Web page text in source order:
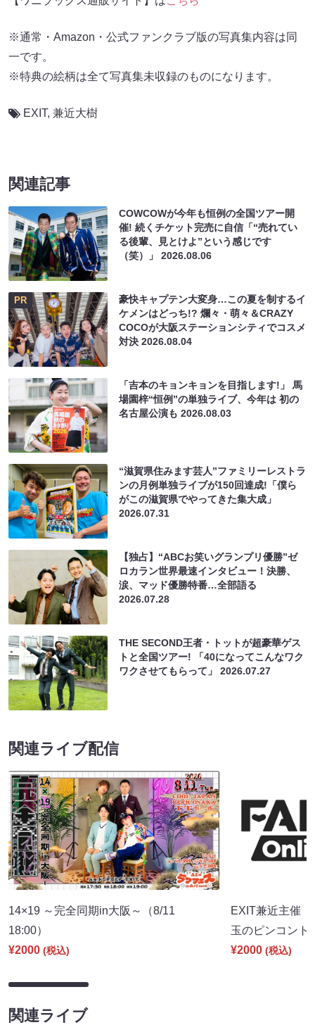
※通常・Amazon・公式ファンクラブ版の写真集内容は同
⼀です。
※特典の絵柄は全て写真集未収録のものになります。
EXIT, 兼近大樹
関連記事
COWCOWが今年も恒例の全国ツアー開
催! 続くチケット完売に自信「“売れてい
る後輩、見とけよ”という感じです
（笑）」2026.08.06
PR
豪快キャプテン大変身…この夏を制するイ
ケメンはどっち!? 爛々・萌々＆CRAZY
COCOが大阪ステーションシティでコスメ
対決2026.08.04
「吉本のキョンキョンを目指します!」 馬
場園梓“恒例”の単独ライブ、今年は 初の
名古屋公演も2026.08.03
“滋賀県住みます芸人”ファミリーレストラ
ンの月例単独ライブが150回達成!「僕ら
がこの滋賀県でやってきた集大成」
2026.07.31
【独占】“ABCお笑いグランプリ優勝”ゼ
ロカラン世界最速インタビュー！決勝、
涙、マッド優勝特番…全部語る
2026.07.28
THE SECOND王者・トットが超豪華ゲス
トと全国ツアー! 「40になってこんなワク
ワクさせてもらって」2026.07.27
関連ライブ配信
14×19 ～完全同期in大阪～（8/11
18:00）
¥2000 (税込)
EXIT兼近主催
玉のピンコン
¥2000 (税込)
関連ライブ